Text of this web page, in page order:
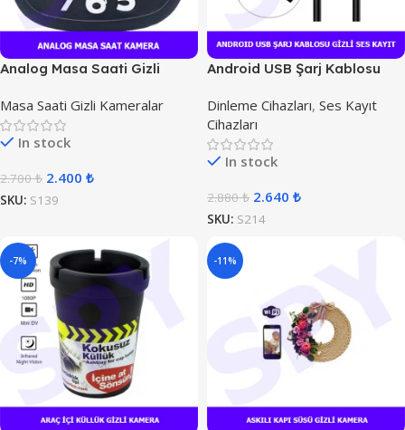
Analog Masa Saati Gizli
Masa Saati Gizli Kameralar
In stock
2.700₺ 2.400 ₺
SKU: S139
Android USB Şarj Kablosu
Dinleme Cihazları, Ses Kayıt
Cihazları
In stock
2.880₺ 2.640 ₺
SKU: S214
-7% -11%